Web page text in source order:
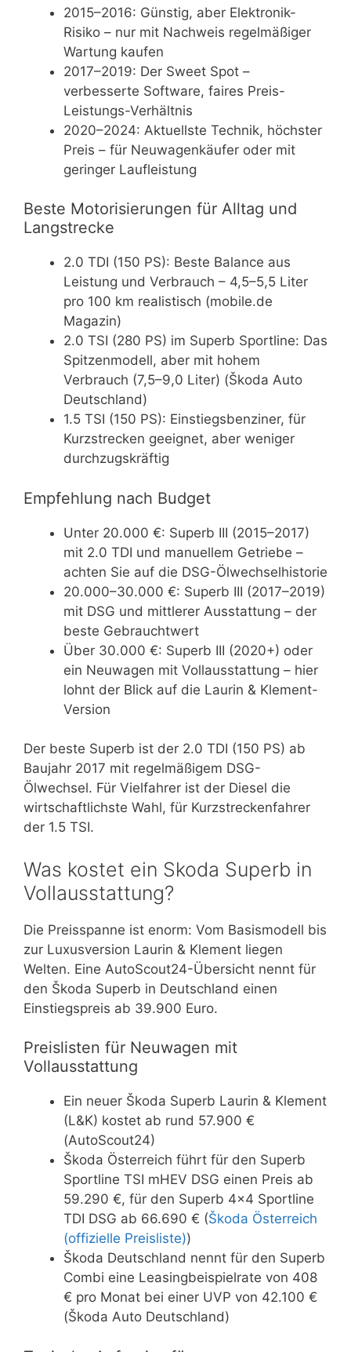
2015–2016: Günstig, aber Elektronik-
Risiko – nur mit Nachweis regelmäßiger
Wartung kaufen
2017–2019: Der Sweet Spot –
verbesserte Software, faires Preis-
Leistungs-Verhältnis
2020–2024: Aktuellste Technik, höchster
Preis – für Neuwagenkäufer oder mit
geringer Laufleistung
Beste Motorisierungen für Alltag und
Langstrecke
2.0 TDI (150 PS): Beste Balance aus
Leistung und Verbrauch – 4,5–5,5 Liter
pro 100 km realistisch (mobile.de
Magazin)
2.0 TSI (280 PS) im Superb Sportline: Das
Spitzenmodell, aber mit hohem
Verbrauch (7,5–9,0 Liter) (Škoda Auto
Deutschland)
1.5 TSI (150 PS): Einstiegsbenziner, für
Kurzstrecken geeignet, aber weniger
durchzugskräftig
Empfehlung nach Budget
Unter 20.000 €: Superb III (2015–2017)
mit 2.0 TDI und manuellem Getriebe –
achten Sie auf die DSG-Ölwechselhistorie
20.000–30.000 €: Superb III (2017–2019)
mit DSG und mittlerer Ausstattung – der
beste Gebrauchtwert
Über 30.000 €: Superb III (2020+) oder
ein Neuwagen mit Vollausstattung – hier
lohnt der Blick auf die Laurin & Klement-
Version
Der beste Superb ist der 2.0 TDI (150 PS) ab
Baujahr 2017 mit regelmäßigem DSG-
Ölwechsel. Für Vielfahrer ist der Diesel die
wirtschaftlichste Wahl, für Kurzstreckenfahrer
der 1.5 TSI.
Was kostet ein Skoda Superb in
Vollausstattung?
Die Preisspanne ist enorm: Vom Basismodell bis
zur Luxusversion Laurin & Klement liegen
Welten. Eine AutoScout24-Übersicht nennt für
den Škoda Superb in Deutschland einen
Einstiegspreis ab 39.900 Euro.
Preislisten für Neuwagen mit
Vollausstattung
Ein neuer Škoda Superb Laurin & Klement
(L&K) kostet ab rund 57.900 €
(AutoScout24)
Škoda Österreich führt für den Superb
Sportline TSI mHEV DSG einen Preis ab
59.290 €, für den Superb 4×4 Sportline
TDI DSG ab 66.690 € (Škoda Österreich
(offizielle Preisliste))
Škoda Deutschland nennt für den Superb
Combi eine Leasingbeispielrate von 408
€ pro Monat bei einer UVP von 42.100 €
(Škoda Auto Deutschland)